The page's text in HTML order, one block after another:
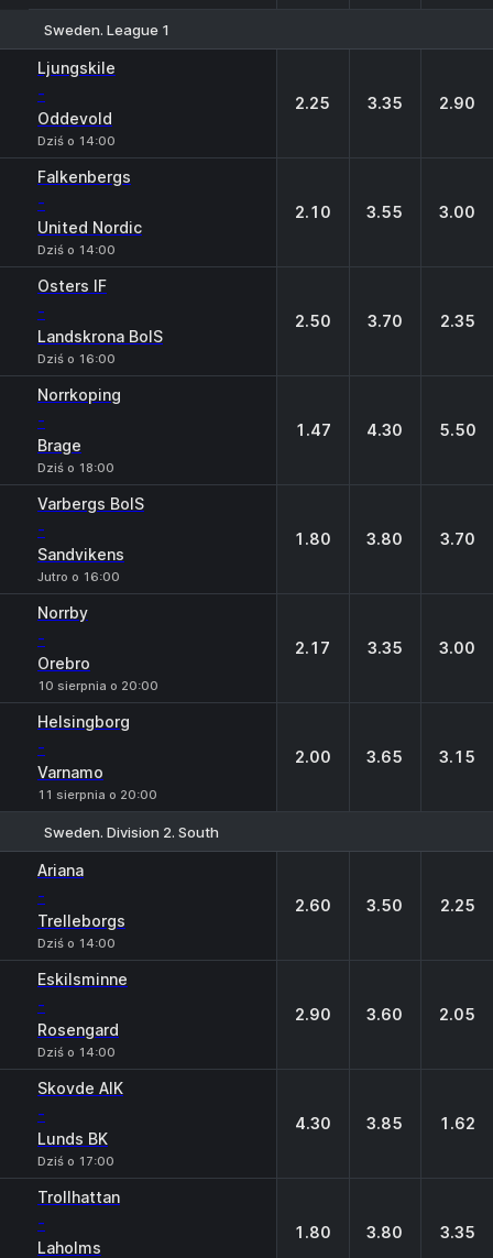
Sweden. League 1
Ljungskile
-
Oddevold
Dziś o 14:00
2.25 3.35 2.90
Falkenbergs
-
United Nordic
Dziś o 14:00
2.10 3.55 3.00
Osters IF
-
Landskrona BoIS
Dziś o 16:00
2.50 3.70 2.35
Norrkoping
-
Brage
Dziś o 18:00
1.47 4.30 5.50
Varbergs BoIS
-
Sandvikens
Jutro o 16:00
1.80 3.80 3.70
Norrby
-
Orebro
10 sierpnia o 20:00
2.17 3.35 3.00
Helsingborg
-
Varnamo
11 sierpnia o 20:00
2.00 3.65 3.15
Sweden. Division 2. South
Ariana
-
Trelleborgs
Dziś o 14:00
2.60 3.50 2.25
Eskilsminne
-
Rosengard
Dziś o 14:00
2.90 3.60 2.05
Skovde AIK
-
Lunds BK
Dziś o 17:00
4.30 3.85 1.62
Trollhattan
-
Laholms
1.80 3.80 3.35